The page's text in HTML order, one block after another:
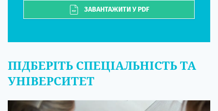
ЗАВАНТАЖИТИ У PDF
ПІДБЕРІТЬ СПЕЦІАЛЬНІСТЬ ТА
УНІВЕРСИТЕТ